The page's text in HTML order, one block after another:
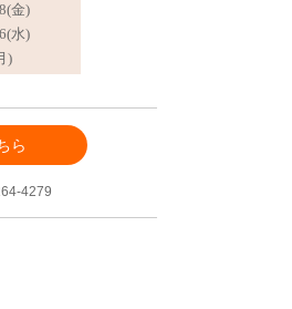
ら
4279